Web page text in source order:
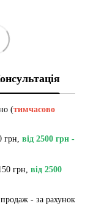
(тимчасово
грн, від 2500 грн -
грн, від 2500
- за рахунок